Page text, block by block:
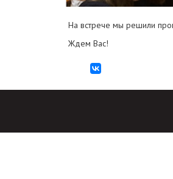
На встрече мы решили
Ждем Вас!